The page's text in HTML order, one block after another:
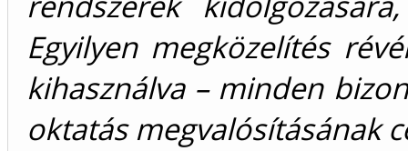
Egyilyen megközelítés
kihasználva – minden
oktatás megvalósításának